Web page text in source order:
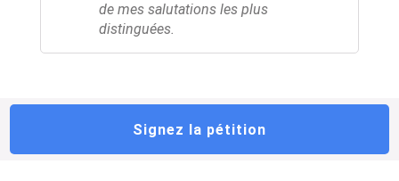
de mes salutations les plus
distinguées.
Signez la pétition